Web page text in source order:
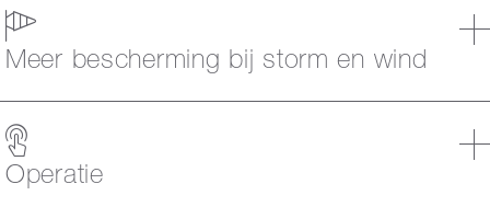
Meer bescherming bij storm en wind
Operatie